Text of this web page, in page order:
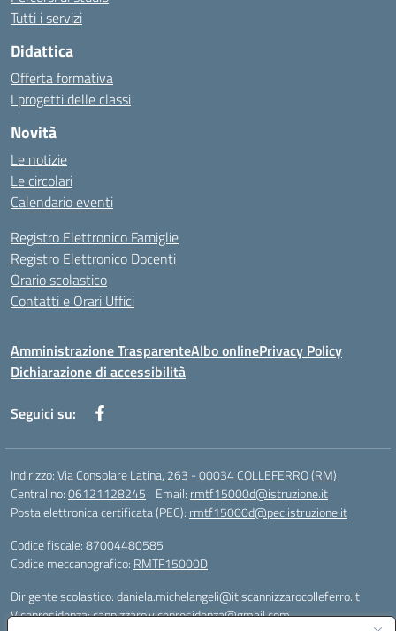
Tutti i servizi
Didattica
Offerta formativa
I progetti delle classi
Novità
Le notizie
Le circolari
Calendario eventi
Registro Elettronico Famiglie
Registro Elettronico Docenti
Orario scolastico
Contatti e Orari Uffici
Amministrazione TrasparenteAlbo onlinePrivacy Policy
Dichiarazione di accessibilità
Seguici su:
Indirizzo:Via Consolare Latina, 263 - 00034 COLLEFERRO (RM)
Centralino:06121128245 Email: rmtf15000d@istruzione.it
Posta elettronica certificata (PEC): rmtf15000d@pec.istruzione.it
Codice fiscale: 87004480585
Codice meccanografico: RMTF15000D
Dirigente scolastico: daniela.michelangeli@itiscannizzarocolleferro.it
Vicepresidenza: cannizzaro.vicepresidenza@gmail.com